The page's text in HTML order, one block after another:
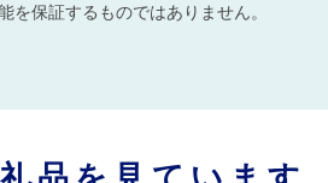
保証するものではありません。